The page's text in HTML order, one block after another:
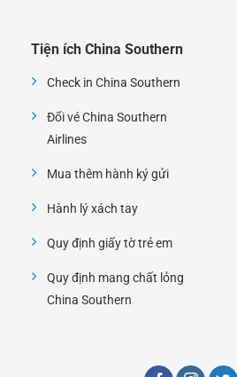
Tiện ích China Southern
Check in China Southern
Đổi vé China Southern
Airlines
Mua thêm hành ký gửi
Hành lý xách tay
Quy định giấy tờ trẻ em
Quy định mang chất lỏng
China Southern